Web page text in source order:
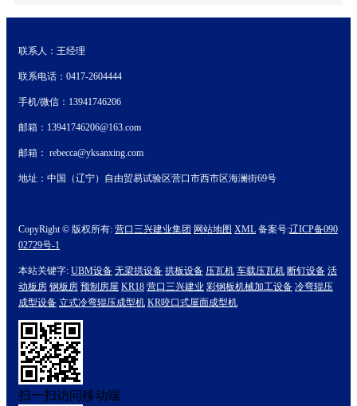
联系人：王经理
联系电话：0417-2604444
手机/微信：13941746206
邮箱：13941746206@163.com
邮箱： rebecca@yksanxing.com
地址：中国（辽宁）自由贸易试验区营口市西市区海澜街69号
CopyRight © 版权所有: 营口三兴建业集团 网站地图 XML 备案号:辽ICP备090
02729号-1
本站关键字: UBM设备 无梁拱设备 拱板设备 压瓦机 车载压瓦机 断钉设备 活
动板房 钢板房 预制房屋 KR18 营口三兴建业 彩钢板机械加工设备 冷弯辊压
成型设备 立式冷弯辊压成型机 KR咬口式屋面成型机
扫一扫访问移动端